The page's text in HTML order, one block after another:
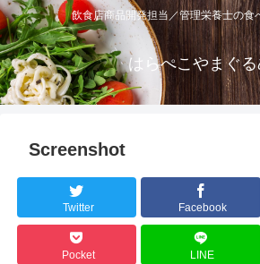
飲食店商品開発担当／管理栄養士の食
はらぺこやまぐる
Screenshot
Twitter Facebook
Pocket LINE